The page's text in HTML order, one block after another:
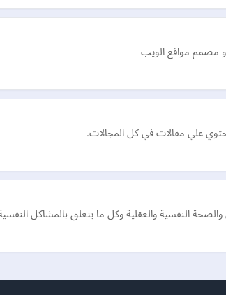
و مصمم مواقع الويب
علي مقالات في كل المجالات.